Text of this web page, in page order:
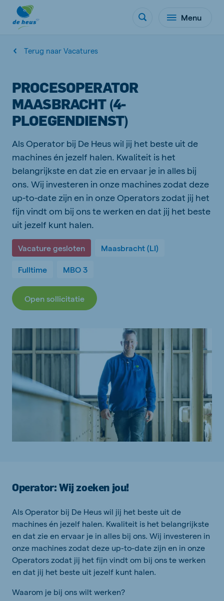
Menu
Terug naar Vacatures
PROCESOPERATOR
MAASBRACHT (4-
PLOEGENDIENST)
Als Operator bij De Heus wil jij het beste uit de
machines én jezelf halen. Kwaliteit is het
belangrijkste en dat zie en ervaar je in alles bij
ons. Wij investeren in onze machines zodat deze
up-to-date zijn en in onze Operators zodat jij het
fijn vindt om bij ons te werken en dat jij het beste
uit jezelf kunt halen.
Vacature gesloten Maasbracht (LI)
Fulltime MBO 3
Open sollicitatie
Operator: Wij zoeken jou!
Als Operator bij De Heus wil jij het beste uit de
machines én jezelf halen. Kwaliteit is het belangrijkste
en dat zie en ervaar je in alles bij ons. Wij investeren in
onze machines zodat deze up-to-date zijn en in onze
Operators zodat jij het fijn vindt om bij ons te werken
en dat jij het beste uit jezelf kunt halen.
Waarom je bij ons wilt werken?